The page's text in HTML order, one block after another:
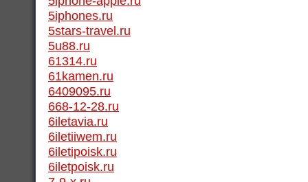
5iphones.ru
5stars-travel.ru
5u88.ru
61314.ru
61kamen.ru
6409095.ru
668-12-28.ru
6iletavia.ru
6iletiiwem.ru
6iletipoisk.ru
6iletpoisk.ru